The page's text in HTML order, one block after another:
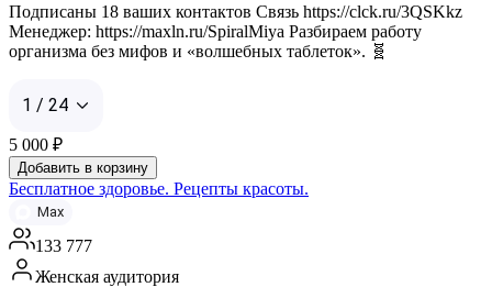
Подписаны 18 ваших контактов Связь https://clck.ru/3QSKkz
Менеджер: https://maxln.ru/SpiralMiya Разбираем работу
организма без мифов и «волшебных таблеток». 🧬
1 / 24
5 000 ₽
Добавить в корзину
Бесплатное здоровье. Рецепты красоты.
Max
133 777
Женская аудитория